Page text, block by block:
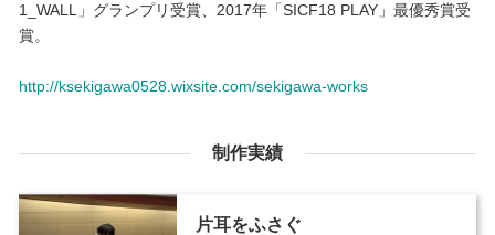
1_WALL」グランプリ受賞、2017年「SICF18 PLAY」最優秀賞受
賞。
http://ksekigawa0528.wixsite.com/sekigawa-works
制作実績
片耳をふさぐ